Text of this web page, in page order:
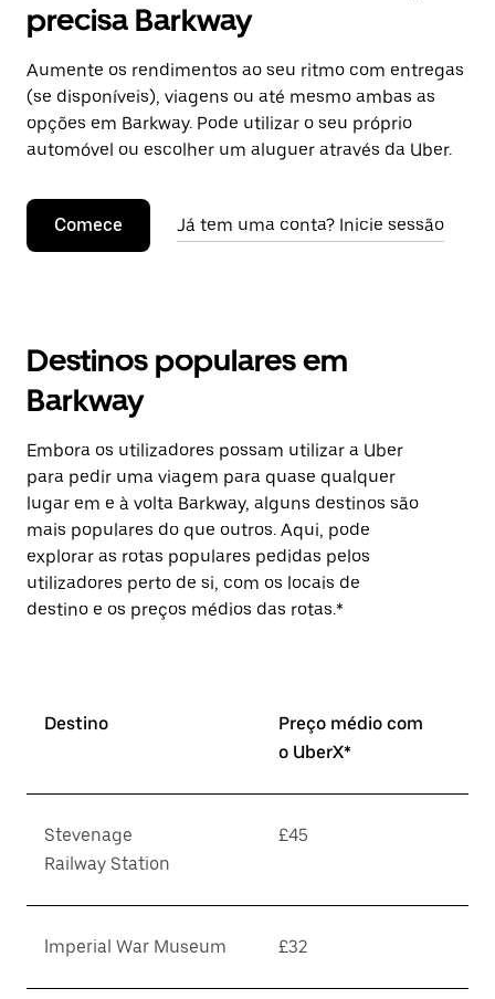
precisa Barkway
Aumente os rendimentos ao seu ritmo com entregas
(se disponíveis), viagens ou até mesmo ambas as
opções em Barkway. Pode utilizar o seu próprio
automóvel ou escolher um aluguer através da Uber.
Comece Já tem uma conta? Inicie sessão
Destinos populares em
Barkway
Embora os utilizadores possam utilizar a Uber
para pedir uma viagem para quase qualquer
lugar em e à volta Barkway, alguns destinos são
mais populares do que outros. Aqui, pode
explorar as rotas populares pedidas pelos
utilizadores perto de si, com os locais de
destino e os preços médios das rotas.*
Destino
Preço médio com
o UberX*
Stevenage
Railway Station
£45
Imperial War Museum £32